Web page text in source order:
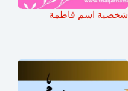
شخصية اسم فاطمة